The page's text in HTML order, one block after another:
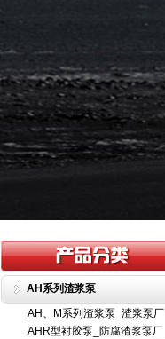
AH系列渣浆泵
AH、M系列渣浆泵_渣浆泵厂
AHR型衬胶泵_防腐渣浆泵厂